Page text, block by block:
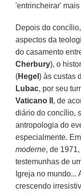
'entrincheirar'
Depois do
aspectos da
do casamento
Cherbury), o
(Hegel) às custas
Lubac, por seu
Vaticano II , de
diário do concílio,
antropologia do
especialmente.
moderne, de
testemunhas de
Igreja no mundo...
crescendo